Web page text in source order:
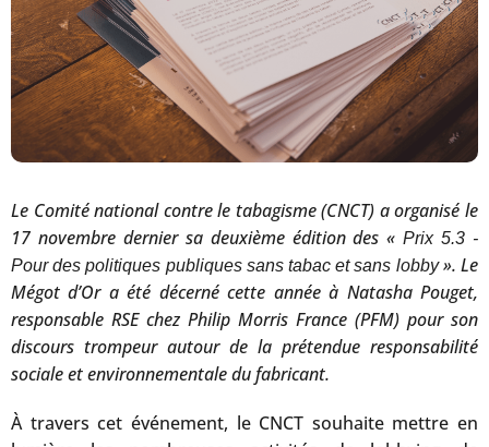
Le Comité national contre le tabagisme (CNCT) a organisé le
17 novembre dernier sa deuxième édition des «Prix 5.3 -
Pour des politiques publiques sans tabac et sans lobby». Le
Mégot d’Or a été décerné cette année à Natasha Pouget,
responsable RSE chez Philip Morris France (PFM) pour son
discours trompeur autour de la prétendue responsabilité
sociale et environnementale du fabricant.
À travers cet événement, le CNCT souhaite mettre en